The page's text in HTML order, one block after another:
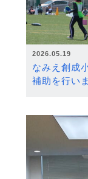
2026.05.19
なみえ創成
補助を行い